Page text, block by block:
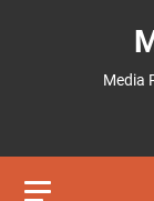
Media